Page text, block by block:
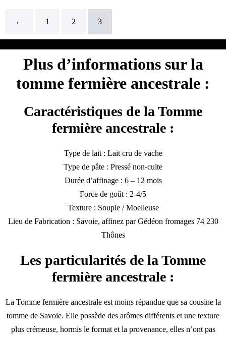
← 1 2 3
Plus d’informations sur la
tomme fermière ancestrale :
Caractéristiques de la Tomme
fermière ancestrale :
Type de lait : Lait cru de vache
Type de pâte : Pressé non-cuite
Durée d’affinage : 6 – 12 mois
Force de goût : 2-4/5
Texture : Souple / Moelleuse
Lieu de Fabrication : Savoie, affinez par Gédéon fromages 74 230
Thônes
Les particularités de la Tomme
fermière ancestrale :
La Tomme fermière ancestrale est moins répandue que sa cousine la
tomme de Savoie. Elle possède des arômes différents et une texture
plus crémeuse, hormis le format et la provenance, elles n’ont pas